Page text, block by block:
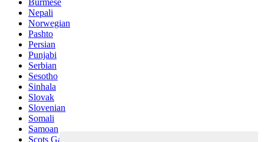
Burmese
Nepali
Norwegian
Pashto
Persian
Punjabi
Serbian
Sesotho
Sinhala
Slovak
Slovenian
Somali
Samoan
Scots Gaelic